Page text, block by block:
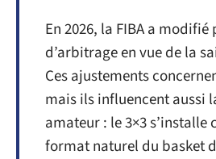
En 2026, la FIBA a
d’arbitrage en vue de la
Ces ajustements
mais ils influencent aussi
amateur : le 3×3 s’installe
format naturel du basket